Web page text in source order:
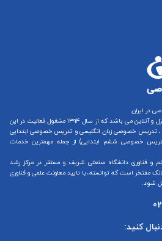
در ایران
و آنلاین
می باشد که از سال ۱۳۹۴ مشغول فعالیت در این
، تدریس خصوصی زبان انگلیسیو تدریس خصوصی ابتدایی
خصوصی ششم ابتدایی) از جمله مهمترین خدمات
و فناوری دانشگاه صنعتی شریف و مستقر در مرکز رشد
مفتخر است که توانسته، با تایید معاونت علمی و فناوری
شود.
کنید: